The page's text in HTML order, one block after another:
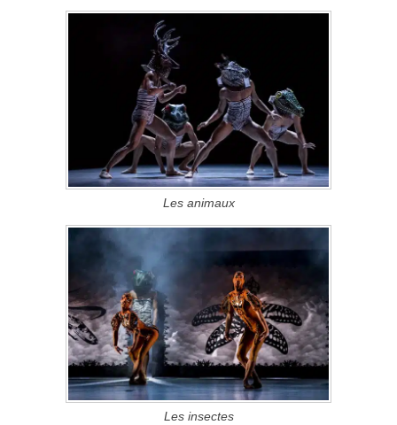
Les animaux
Les insectes